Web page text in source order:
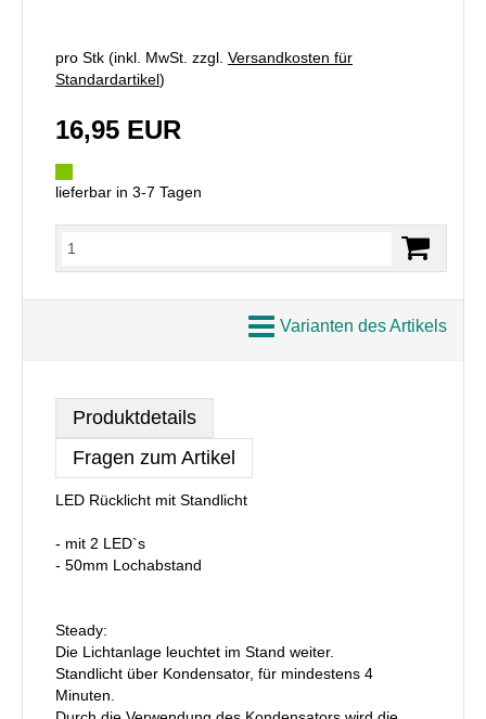
pro Stk (inkl. MwSt. zzgl. Versandkosten für
Standardartikel)
16,95 EUR
lieferbar in 3-7 Tagen
Varianten des Artikels
Produktdetails
Fragen zum Artikel
LED Rücklicht mit Standlicht
- mit 2 LED`s
- 50mm Lochabstand
Steady:
Die Lichtanlage leuchtet im Stand weiter.
Standlicht über Kondensator, für mindestens 4
Minuten.